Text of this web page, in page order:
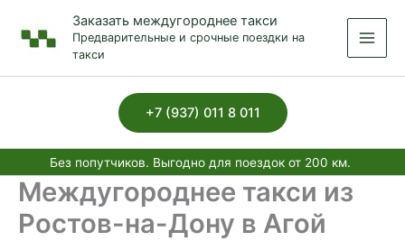
содержимому
Заказать междугороднее такси
Предварительные и срочные поездки на
такси
+7 (937) 011 8 011
Без попутчиков. Выгодно для поездок от 200 км.
Междугороднее такси из
Ростов-на-Дону в Агой